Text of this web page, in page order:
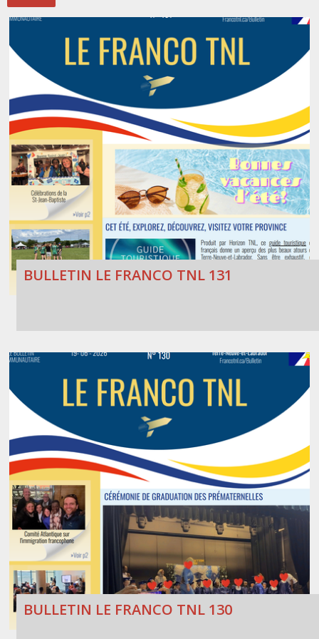
Stacy Smith
Nancy Dillon
Clare Halleran
Joseph Kayumba
Dominic Demers
Yulia Kudryakova
BULLETIN LE FRANCO TNL 131
BULLETIN LE FRANCO TNL 130